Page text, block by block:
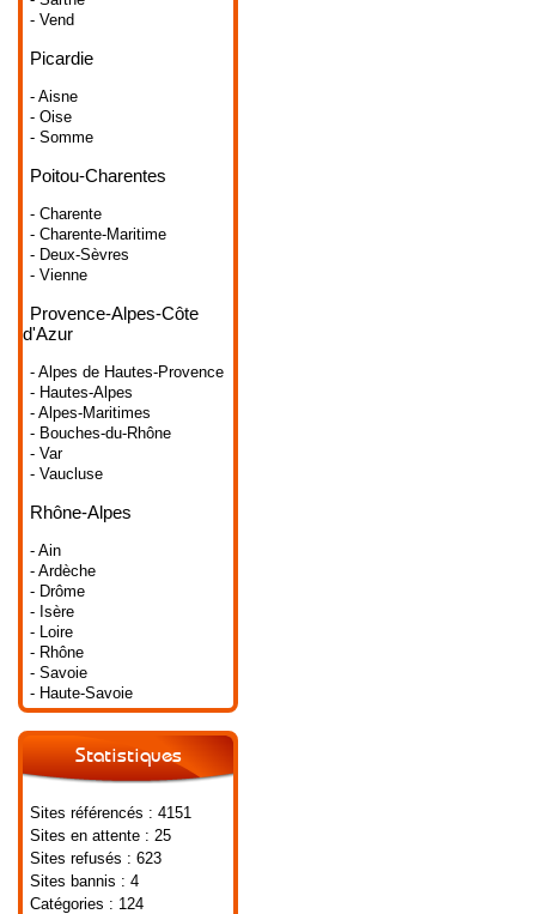
- Vend
Picardie
- Aisne
- Oise
- Somme
Poitou-Charentes
- Charente
- Charente-Maritime
- Deux-Sèvres
- Vienne
Provence-Alpes-Côte
d'Azur
- Alpes de Hautes-Provence
- Hautes-Alpes
- Alpes-Maritimes
- Bouches-du-Rhône
- Var
- Vaucluse
Rhône-Alpes
- Ain
- Ardèche
- Drôme
- Isère
- Loire
- Rhône
- Savoie
- Haute-Savoie
Statistiques
Sites référencés : 4151
Sites en attente : 25
Sites refusés : 623
Sites bannis : 4
Catégories : 124